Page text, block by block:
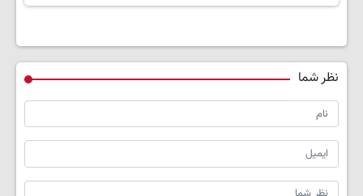
نظر شما